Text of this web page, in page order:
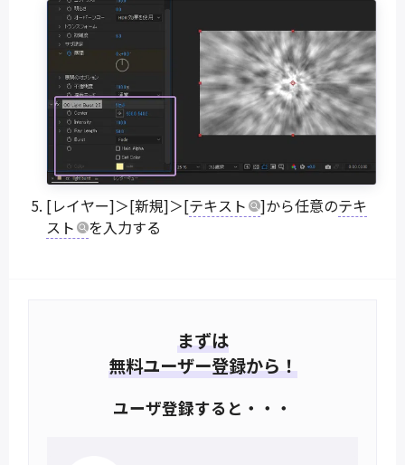
[レイヤー]＞[新規]＞[テキスト ]から任意のテキ
スト
を入力する
まずは
無料ユーザー登録から！
ユーザ登録すると・・・